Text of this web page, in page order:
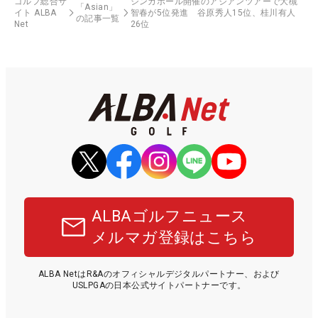
イト ALBA
Net
「Asian」
の記事一覧
智春が5位発進 谷原秀人15位、桂川有人
26位
ALBAゴルフニュース
メルマガ登録はこちら
ALBA NetはR&Aのオフィシャルデジタルパートナー、および
USLPGAの日本公式サイトパートナーです。